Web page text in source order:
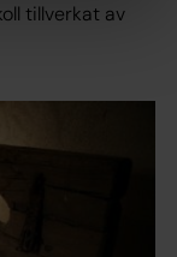
tillverkat av